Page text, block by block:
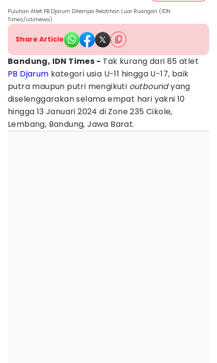
Puluhan Atlet PB Djarum Ditempa Pelatihan Luar Ruangan (IDN
Times/istimewa)
Share Article
Bandung, IDN Times - Tak kurang dari 85 atlet
PB Djarum kategori usia U-11 hingga U-17, baik
putra maupun putri mengikuti outboundyang
diselenggarakan selama empat hari yakni 10
hingga 13 Januari 2024 di Zone 235 Cikole,
Lembang, Bandung, Jawa Barat.